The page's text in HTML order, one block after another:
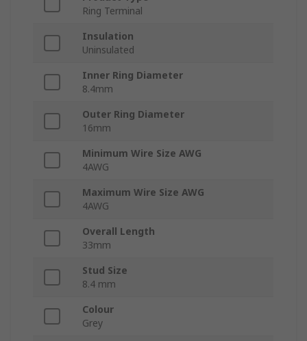
Ring Terminal
Insulation
Uninsulated
Inner Ring Diameter
8.4mm
Outer Ring Diameter
16mm
Minimum Wire Size AWG
4AWG
Maximum Wire Size AWG
4AWG
Overall Length
33mm
Stud Size
8.4 mm
Colour
Grey